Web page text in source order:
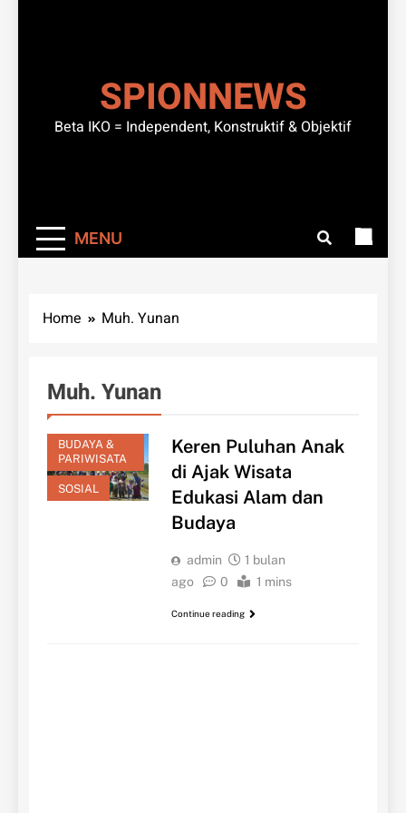
SPIONNEWS
Beta IKO = Independent, Konstruktif & Objektif
MENU
Home Muh. Yunan
Muh. Yunan
BUDAYA &
PARIWISATA
SOSIAL
Keren Puluhan Anak
di Ajak Wisata
Edukasi Alam dan
Budaya
admin
1 bulan
ago
0 1 mins
Continue reading
BUDAYA & PARIWISATA EKONOMI